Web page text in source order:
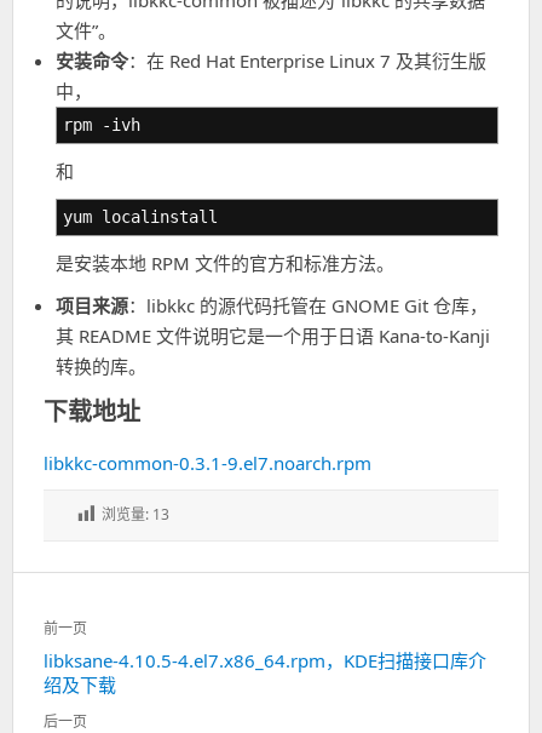
文件”。
安装命令：在 Red Hat Enterprise Linux 7 及其衍生版
中，
rpm -ivh
和
yum localinstall
是安装本地 RPM 文件的官方和标准方法。
项目来源：libkkc 的源代码托管在 GNOME Git 仓库，
其 README 文件说明它是一个用于日语 Kana-to-Kanji
转换的库。
下载地址
libkkc-common-0.3.1-9.el7.noarch.rpm
浏览量: 13
文
章
导
航
前一页
上
一
篇：
libksane-4.10.5-4.el7.x86_64.rpm，KDE扫描接口库介
绍及下载
后一页